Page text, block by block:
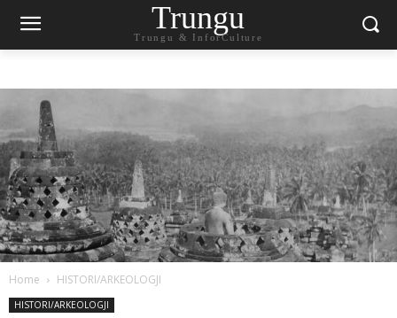
Trungu
Trungu & InforCulture
Home HISTORI/ARKEOLOGJI
HISTORI/ARKEOLOGJI